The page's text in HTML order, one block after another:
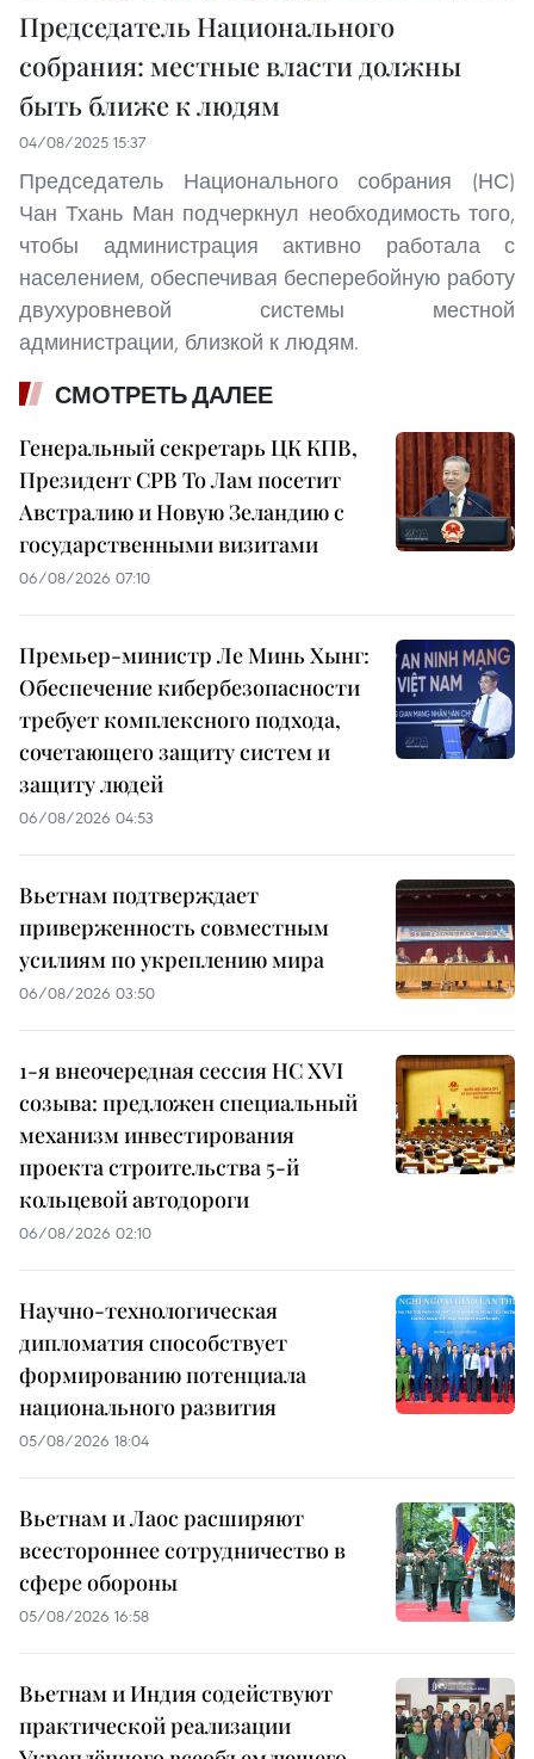
Председатель Национального
собрания: местные власти должны
быть ближе к людям
04/08/2025 15:37
Председатель Национального собрания (НС)
Чан Тхань Ман подчеркнул необходимость того,
чтобы администрация активно работала с
населением, обеспечивая бесперебойную работу
двухуровневой системы местной
администрации, близкой к людям.
СМОТРЕТЬ ДАЛЕЕ
Генеральный секретарь ЦК КПВ,
Президент СРВ То Лам посетит
Австралию и Новую Зеландию с
государственными визитами
06/08/2026 07:10
Премьер-министр Ле Минь Хынг:
Обеспечение кибербезопасности
требует комплексного подхода,
сочетающего защиту систем и
защиту людей
06/08/2026 04:53
Вьетнам подтверждает
приверженность совместным
усилиям по укреплению мира
06/08/2026 03:50
1-я внеочередная сессия НС XVI
созыва: предложен специальный
механизм инвестирования
проекта строительства 5-й
кольцевой автодороги
06/08/2026 02:10
Научно-технологическая
дипломатия способствует
формированию потенциала
национального развития
05/08/2026 18:04
Вьетнам и Лаос расширяют
всестороннее сотрудничество в
сфере обороны
05/08/2026 16:58
Вьетнам и Индия содействуют
практической реализации